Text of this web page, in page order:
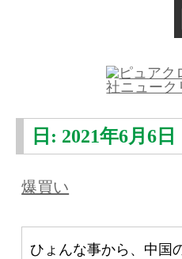
日: 2021年6月6日
爆買い
ひょんな事から、中国